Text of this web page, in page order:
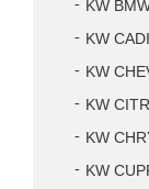
KW
KW
KW
KW
KW
KW